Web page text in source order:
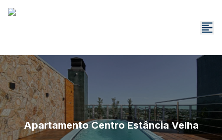
Apartamento Centro Estância Velha